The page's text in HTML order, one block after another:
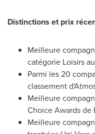
Distinctions et prix
Meilleure
catégorie Loisirs
Parmi les 20
classement
Meilleure
Choice Awards de
Meilleure